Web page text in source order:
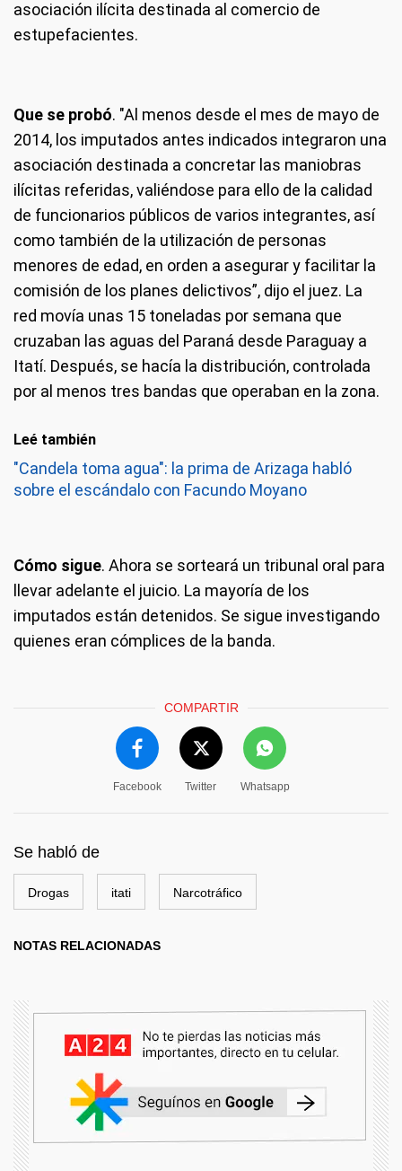
asociación ilícita destinada al comercio de
estupefacientes.
Que se probó. "Al menos desde el mes de mayo de
2014, los imputados antes indicados integraron una
asociación destinada a concretar las maniobras
ilícitas referidas, valiéndose para ello de la calidad
de funcionarios públicos de varios integrantes, así
como también de la utilización de personas
menores de edad, en orden a asegurar y facilitar la
comisión de los planes delictivos”, dijo el juez. La
red movía unas 15 toneladas por semana que
cruzaban las aguas del Paraná desde Paraguay a
Itatí. Después, se hacía la distribución, controlada
por al menos tres bandas que operaban en la zona.
Leé también
"Candela toma agua": la prima de Arizaga habló
sobre el escándalo con Facundo Moyano
Cómo sigue. Ahora se sorteará un tribunal oral para
llevar adelante el juicio. La mayoría de los
imputados están detenidos. Se sigue investigando
quienes eran cómplices de la banda.
COMPARTIR
Facebook Twitter Whatsapp
Se habló de
Drogas itati Narcotráfico
NOTAS RELACIONADAS